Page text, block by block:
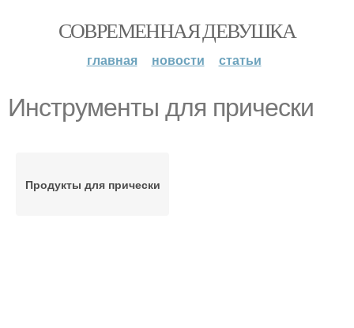
СОВРЕМЕННАЯ ДЕВУШКА
главная новости статьи
Инструменты для прически
Продукты для прически